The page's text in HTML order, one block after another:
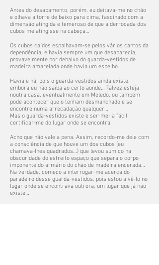
Antes do desabamento, porém, eu deitava-me no chão
e olhava a torre de baixo para cima, fascinado com a
dimensão atingida e temeroso de que a derrocada dos
cubos me atingisse na cabeça…
Os cubos caídos espalhavam-se pelos vários cantos da
dependência, e havia sempre um que desaparecia,
provavelmente por debaixo do guarda-vestidos de
madeira amarelada onde havia um espelho.
Havia e há, pois o guarda-vestidos ainda existe,
embora eu não saiba ao certo aonde… Talvez esteja
noutra casa, eventualmente em Moledo, ou também
pode acontecer que o tenham desmanchado e se
encontre numa arrecadação qualquer…
Mas o guarda-vestidos existe e ser-me-ia fácil
certificar-me do lugar onde se encontra.
Acho que não vale a pena. Assim, recordo-me dele com
a consciência de que houve um dos cubos (eu
chamava-lhes quadrados…) que levou sumiço na
obscuridade do estreito espaço que separa o corpo
imponente do armário do chão de madeira encerada…
Na verdade, começo a interrogar-me acerca do
paradeiro desse guarda-vestidos, pois estou a vê-lo no
lugar onde se encontrava outrora, um lugar que já não
existe…